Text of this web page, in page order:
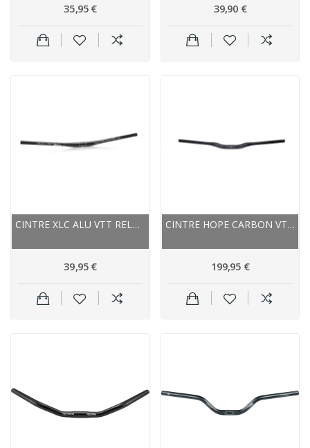
35,95 € 39,90 €
CINTRE XLC ALU VTT RELEVÉ ALL HB-M18 31.8 NOIR...
39,95 €
CINTRE HOPE CARBON VTT RELEVÉ CARBON HANDLEBAR...
199,95 €